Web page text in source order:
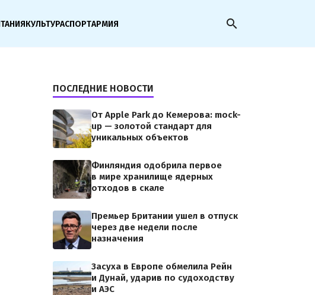
КУЛЬТУРАСПОРТАРМИЯ search
ПОСЛЕДНИЕ НОВОСТИ
От Apple Park до Кемерова: mock-
up — золотой стандарт для
уникальных объектов
Финляндия одобрила первое
в мире хранилище ядерных
отходов в скале
Премьер Британии ушел в отпуск
через две недели после
назначения
Засуха в Европе обмелила Рейн
и Дунай, ударив по судоходству
и АЭС